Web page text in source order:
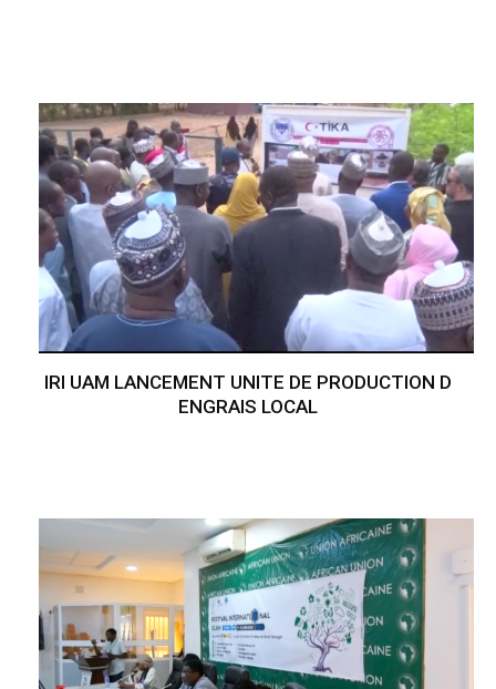
IRI UAM LANCEMENT UNITE DE PRODUCTION D
ENGRAIS LOCAL